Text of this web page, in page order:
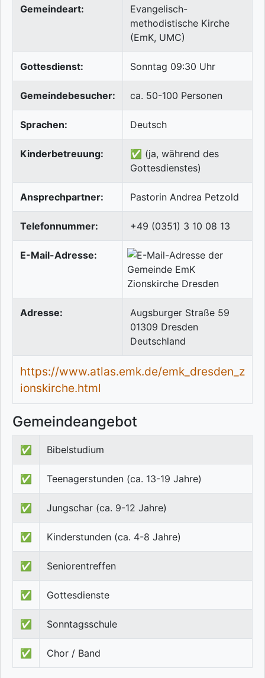
Gemeindeart:
Evangelisch-
methodistische Kirche
(EmK, UMC)
Gottesdienst: Sonntag 09:30 Uhr
Gemeindebesucher: ca. 50-100 Personen
Sprachen: Deutsch
Kinderbetreuung:
✅ (ja, während des
Gottesdienstes)
Ansprechpartner: Pastorin Andrea Petzold
Telefonnummer: +49 (0351) 3 10 08 13
E-Mail-Adresse:
Adresse:
Augsburger Straße 59
01309 Dresden
Deutschland
https://www.atlas.emk.de/emk_dresden_z
ionskirche.html
Gemeindeangebot
✅ Bibelstudium
✅ Teenagerstunden (ca. 13-19 Jahre)
✅ Jungschar (ca. 9-12 Jahre)
✅ Kinderstunden (ca. 4-8 Jahre)
✅ Seniorentreffen
✅ Gottesdienste
✅ Sonntagsschule
✅ Chor / Band